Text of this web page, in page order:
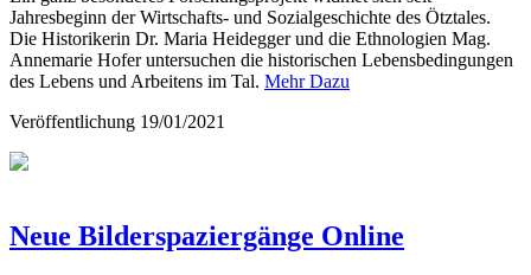
Jahresbeginn der Wirtschafts- und Sozialgeschichte des Ötztales.
Die Historikerin Dr. Maria Heidegger und die Ethnologien Mag.
Annemarie Hofer untersuchen die historischen Lebensbedingungen
des Lebens und Arbeitens im Tal. Mehr Dazu
Veröffentlichung 19/01/2021
Neue Bilderspaziergänge Online